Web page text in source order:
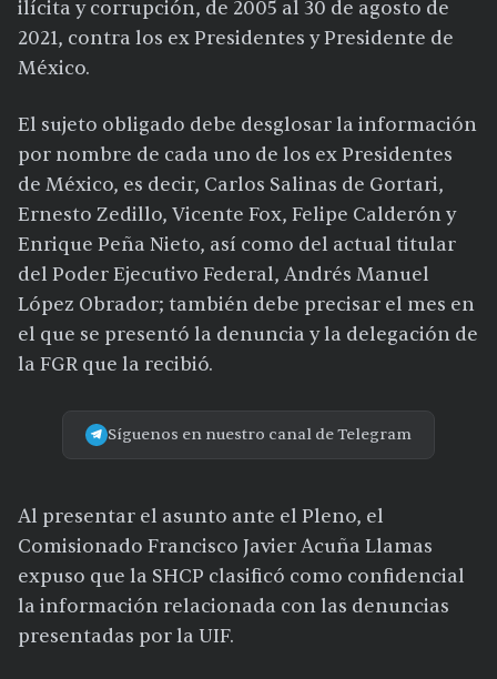
ilícita y corrupción, de 2005 al 30 de agosto de
2021, contra los ex Presidentes y Presidente de
México.
El sujeto obligado debe desglosar la información
por nombre de cada uno de los ex Presidentes
de México, es decir, Carlos Salinas de Gortari,
Ernesto Zedillo, Vicente Fox, Felipe Calderón y
Enrique Peña Nieto, así como del actual titular
del Poder Ejecutivo Federal, Andrés Manuel
López Obrador; también debe precisar el mes en
el que se presentó la denuncia y la delegación de
la FGR que la recibió.
Síguenos en nuestro canal de Telegram
Al presentar el asunto ante el Pleno, el
Comisionado Francisco Javier Acuña Llamas
expuso que la SHCP clasificó como confidencial
la información relacionada con las denuncias
presentadas por la UIF.